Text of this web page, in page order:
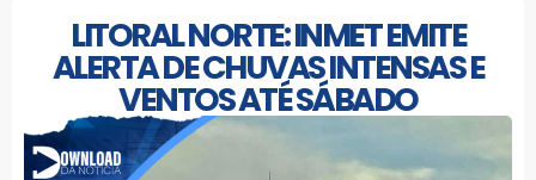
LITORAL NORTE: INMET EMITE
ALERTA DE CHUVAS INTENSAS E
VENTOS ATÉ SÁBADO